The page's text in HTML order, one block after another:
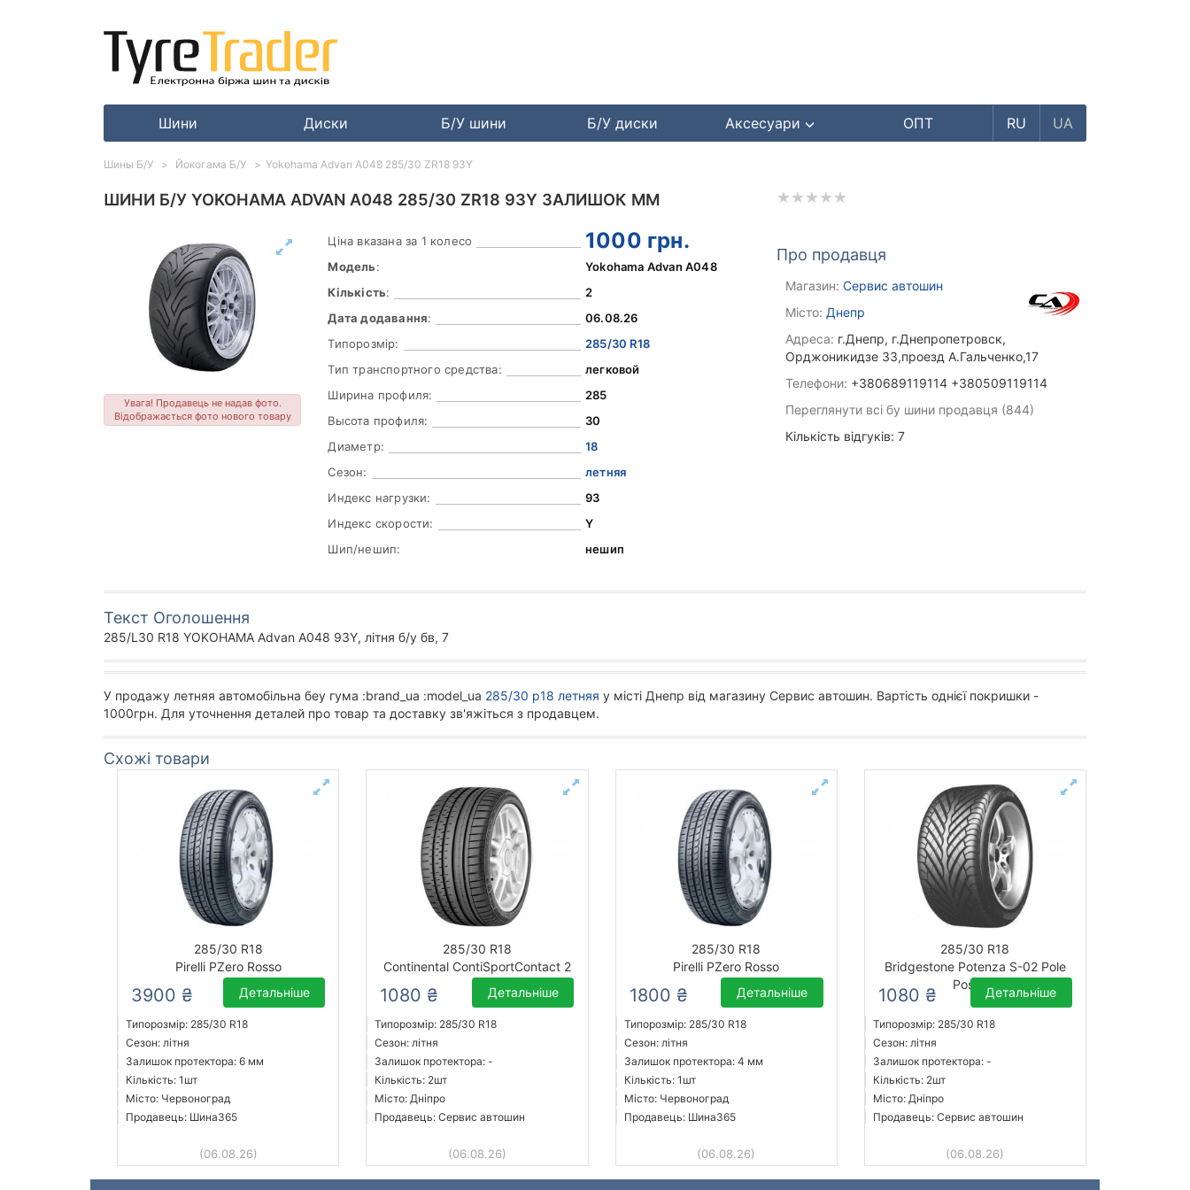
Шини Диски Б/У шини Б/У диски Аксесуари ОПТ RU UA
ШИНИ Б/У YOKOHAMA ADVAN A048 285/30 ZR18 93Y ЗАЛИШОК ММ
Увага! Продавець не надав фото.
Відображається фото нового товару
Ціна вказана за 1 колесо 1000 грн.
Модель:
Yokohama Advan A048
Кількість:
2
Дата додавання:
06.08.26
Типорозмір:
285/30 R18
Тип транспортного средства:
легковой
Ширина профиля:
285
Высота профиля:
30
Диаметр:
18
Сезон:
летняя
Индекс нагрузки:
93
Индекс скорости:
Y
Шип/нешип:
нешип
Про продавця
Магазин: Сервис автошин
Місто: Днепр
Адреса: г.Днепр, г.Днепропетровск,
Орджоникидзе 33,проезд А.Гальченко,17
Телефони: +380689119114 +380509119114
Переглянути всі бу шини продавця (844)
Кількість відгуків: 7
Текст Оголошення
285/L30 R18 YOKOHAMA Advan A048 93Y, літня б/у бв, 7
У продажу летняя автомобільна беу гума :brand_ua :model_ua 285/30 р18 летняя у місті Днепр від магазину Сервис автошин. Вартість однієї покришки -
1000грн. Для уточнення деталей про товар та доставку зв'яжіться з продавцем.
Схожі товари
285/30 R18
Pirelli PZero Rosso
3900 ₴ Детальніше
Типорозмір: 285/30 R18
Сезон: літня
Залишок протектора: 6 мм
Кількість: 1шт
Місто: Червоноград
Продавець: Шина365
(06.08.26)
285/30 R18
Continental ContiSportContact 2
1080 ₴ Детальніше
Типорозмір: 285/30 R18
Сезон: літня
Залишок протектора: -
Кількість: 2шт
Місто: Дніпро
Продавець: Сервис автошин
(06.08.26)
285/30 R18
Pirelli PZero Rosso
1800 ₴ Детальніше
Типорозмір: 285/30 R18
Сезон: літня
Залишок протектора: 4 мм
Кількість: 1шт
Місто: Червоноград
Продавець: Шина365
(06.08.26)
285/30 R18
Bridgestone Potenza S-02 Pole
Position
1080 ₴ Детальніше
Типорозмір: 285/30 R18
Сезон: літня
Залишок протектора: -
Кількість: 2шт
Місто: Дніпро
Продавець: Сервис автошин
(06.08.26)
Шины Б/У Йокогама Б/У Yokohama Advan A048 285/30 ZR18 93Y